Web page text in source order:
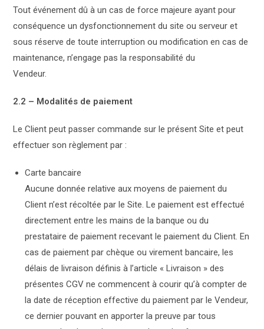
Tout événement dû à un cas de force majeure ayant pour
conséquence un dysfonctionnement du site ou serveur et
sous réserve de toute interruption ou modification en cas de
maintenance, n’engage pas la responsabilité du
Vendeur.
2.2 – Modalités de paiement
Le Client peut passer commande sur le présent Site et peut
effectuer son règlement par :
Carte bancaire
Aucune donnée relative aux moyens de paiement du
Client n’est récoltée par le Site. Le paiement est effectué
directement entre les mains de la banque ou du
prestataire de paiement recevant le paiement du Client. En
cas de paiement par chèque ou virement bancaire, les
délais de livraison définis à l’article « Livraison » des
présentes CGV ne commencent à courir qu’à compter de
la date de réception effective du paiement par le Vendeur,
ce dernier pouvant en apporter la preuve par tous